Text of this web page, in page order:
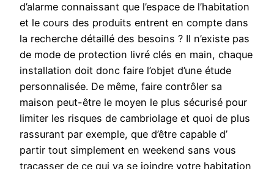
d’alarme connaissant que l’espace de l’habitation
et le cours des produits entrent en compte dans
la recherche détaillé des besoins ? Il n’existe pas
de mode de protection livré clés en main, chaque
installation doit donc faire l’objet d’une étude
personnalisée. De même, faire contrôler sa
maison peut-être le moyen le plus sécurisé pour
limiter les risques de cambriolage et quoi de plus
rassurant par exemple, que d’être capable d’
partir tout simplement en weekend sans vous
tracasser de ce qui va se joindre votre habitation